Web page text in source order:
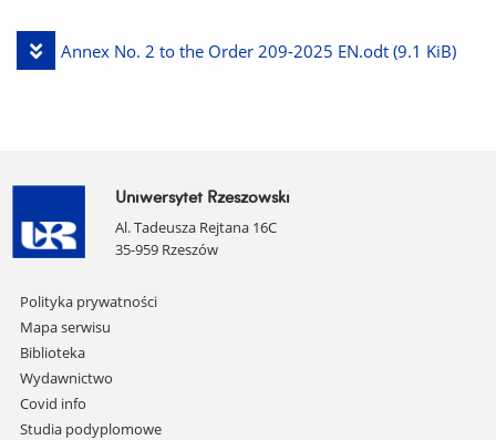
Pobierz
Annex No. 2 to the Order 209-2025 EN.odt (9.1 KiB)
Uniwersytet Rzeszowski
Al. Tadeusza Rejtana 16C
35-959 Rzeszów
Pomiń
nawigację
i
przejdź
do
treści
Polityka prywatności
Mapa serwisu
Biblioteka
Wydawnictwo
Covid info
Studia podyplomowe